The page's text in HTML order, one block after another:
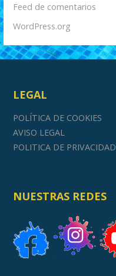
Feed de comentarios
WordPress.org
LEGAL
POLÍTICA DE COOKIES
AVISO LEGAL
POLITICA DE PRIVACIDAD
NUESTRAS REDES